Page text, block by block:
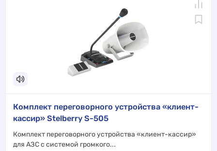
Комплект переговорного устройства «клиент-
кассир» Stelberry S-505
Комплект переговорного устройства «клиент-кассир»
для АЗС с системой громкого...